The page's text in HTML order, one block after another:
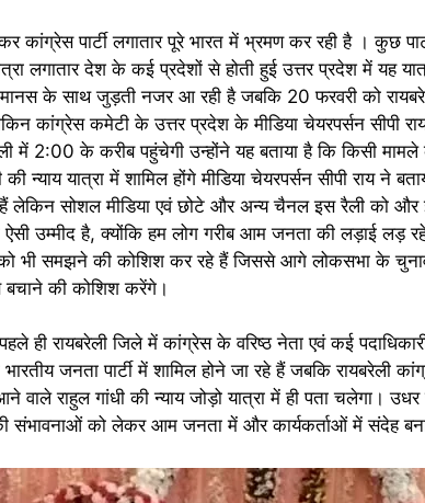
पार्टी लगातार पूरे भारत में भ्रमण कर रही है । कुछ
लगातार देश के कई प्रदेशों से होती हुई उत्तर प्रदेश में यह
के साथ जुड़ती नजर आ रही है जबकि 20 फरवरी को
कांग्रेस कमेटी के उत्तर प्रदेश के मीडिया चेयरपर्सन सीपी
में 2:00 के करीब पहुंचेगी उन्होंने यह बताया है कि किसी
न्याय यात्रा में शामिल होंगे मीडिया चेयरपर्सन सीपी राय ने
सोशल मीडिया एवं छोटे और अन्य चैनल इस रैली को
उम्मीद है, क्योंकि हम लोग गरीब आम जनता की लड़ाई लड़ रहे
समझने की कोशिश कर रहे हैं जिससे आगे लोकसभा के चुनाव
बचाने की कोशिश करेंगे।
ही रायबरेली जिले में कांग्रेस के वरिष्ठ नेता एवं कई पदाधिकारी
जनता पार्टी में शामिल होने जा रहे हैं जबकि रायबरेली
राहुल गांधी की न्याय जोड़ो यात्रा में ही पता चलेगा। उधर
संभावनाओं को लेकर आम जनता में और कार्यकर्ताओं में संदेह